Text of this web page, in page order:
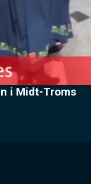
i Midt-Troms